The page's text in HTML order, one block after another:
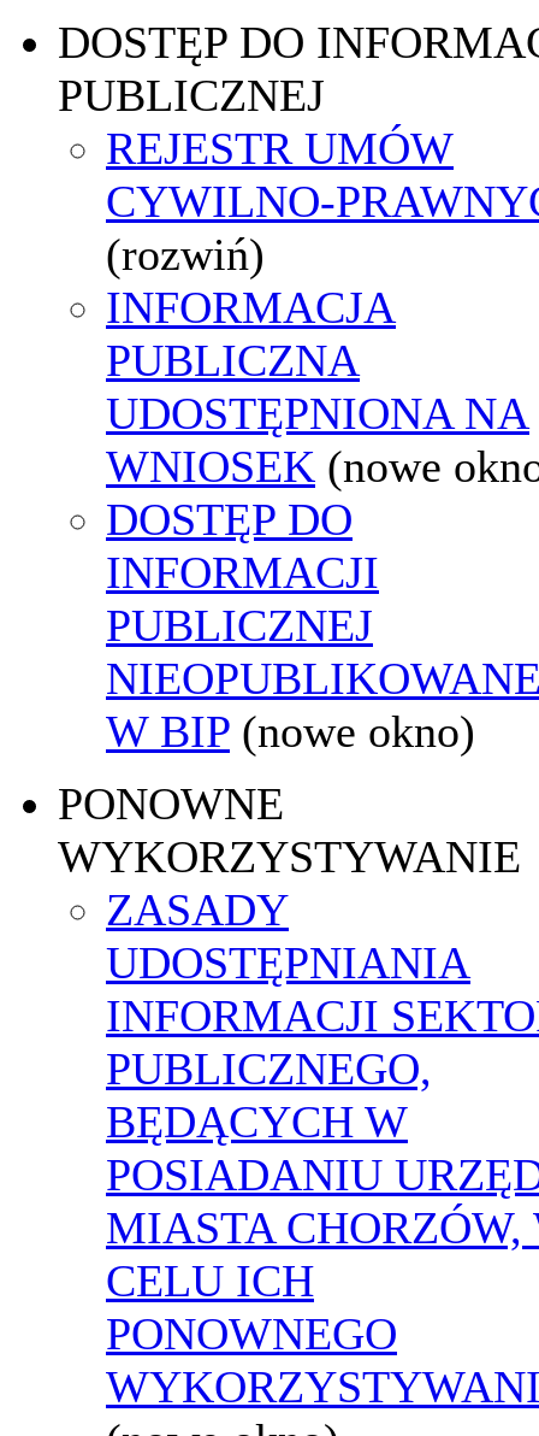
DOSTĘP DO
PUBLICZNEJ
REJESTR UMÓW
CYWILNO-
(rozwiń)
INFORMACJA
PUBLICZNA
UDOSTĘPNIONA NA
WNIOSEK (nowe
DOSTĘP DO
INFORMACJI
PUBLICZNEJ
W BIP (nowe okno)
PONOWNE
WYKORZYSTYWANIE
ZASADY
UDOSTĘPNIANIA
INFORMACJI
PUBLICZNEGO,
BĘDĄCYCH W
POSIADANIU
MIASTA CHORZÓW,
CELU ICH
PONOWNEGO